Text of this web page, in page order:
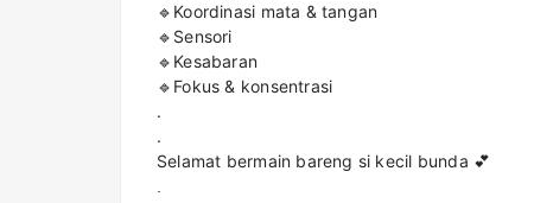
🔹Koordinasi mata & tangan
🔹Sensori
🔹Kesabaran
🔹Fokus & konsentrasi
.
.
Selamat bermain bareng si kecil bunda 💕
.